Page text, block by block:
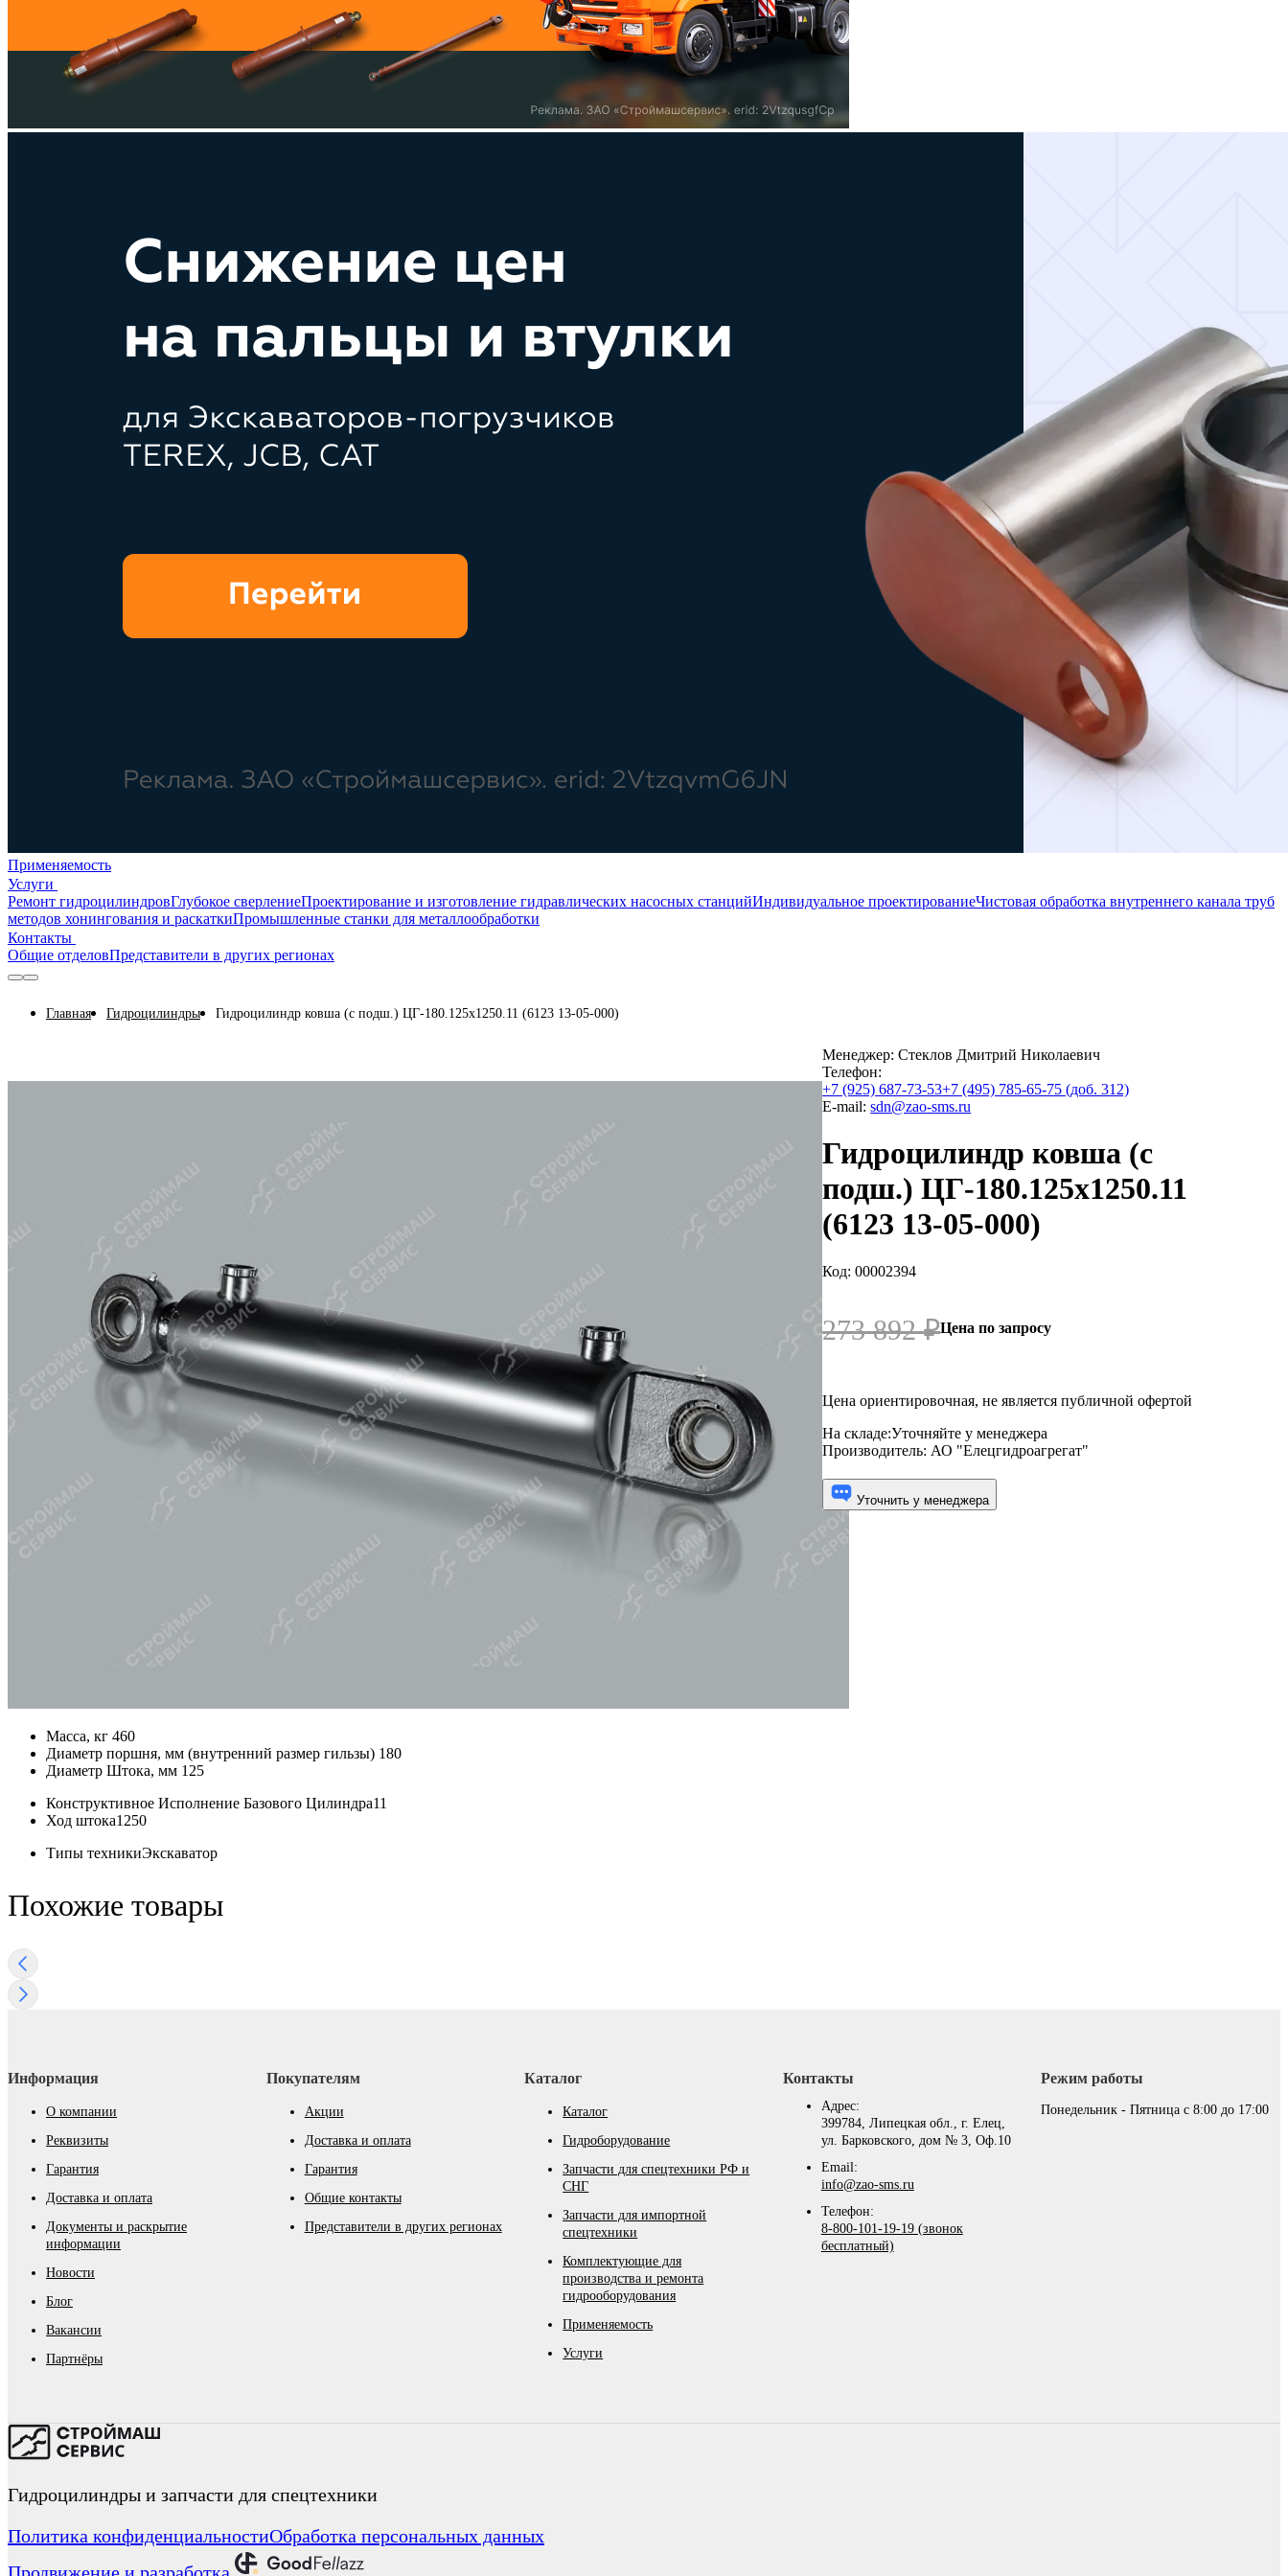
Применяемость
Услуги
Ремонт гидроцилиндровГлубокое сверлениеПроектирование и изготовление гидравлических насосных станцийИндивидуальное проектированиеЧистовая обработка внутреннего канала труб
методов хонингования и раскаткиПромышленные станки для металлообработки
Контакты
Общие отделовПредставители в других регионах
Главная Гидроцилиндры Гидроцилиндр ковша (с подш.) ЦГ-180.125х1250.11 (6123 13-05-000)
Менеджер:Стеклов Дмитрий Николаевич
Телефон:
+7 (925) 687-73-53+7 (495) 785-65-75 (доб. 312)
E-mail:sdn@zao-sms.ru
Гидроцилиндр ковша (с
подш.) ЦГ-180.125х1250.11
(6123 13-05-000)
Код: 00002394
273 892₽Цена по запросу
Цена ориентировочная, не является публичной офертой
На складе:Уточняйте у менеджера
Производитель: АО "Елецгидроагрегат"
Уточнить у менеджера
Масса, кг 460
Диаметр поршня, мм (внутренний размер гильзы) 180
Диаметр Штока, мм 125
Конструктивное Исполнение Базового Цилиндра11
Ход штока1250
Типы техникиЭкскаватор
Похожие товары
Информация
О компании
Реквизиты
Гарантия
Доставка и оплата
Документы и раскрытие
информации
Новости
Блог
Вакансии
Партнёры
Покупателям
Акции
Доставка и оплата
Гарантия
Общие контакты
Представители в других регионах
Каталог
Каталог
Гидроборудование
Запчасти для спецтехники РФ и
СНГ
Запчасти для импортной
спецтехники
Комплектующие для
производства и ремонта
гидрооборудования
Применяемость
Услуги
Контакты
Адрес:
399784, Липецкая обл., г. Елец,
ул. Барковского, дом № 3, Оф.10
Email:
info@zao-sms.ru
Телефон:
8-800-101-19-19 (звонок
бесплатный)
Режим работы
Понедельник - Пятница с 8:00 до 17:00
Гидроцилиндры и запчасти для спецтехники
Политика конфиденциальностиОбработка персональных данных